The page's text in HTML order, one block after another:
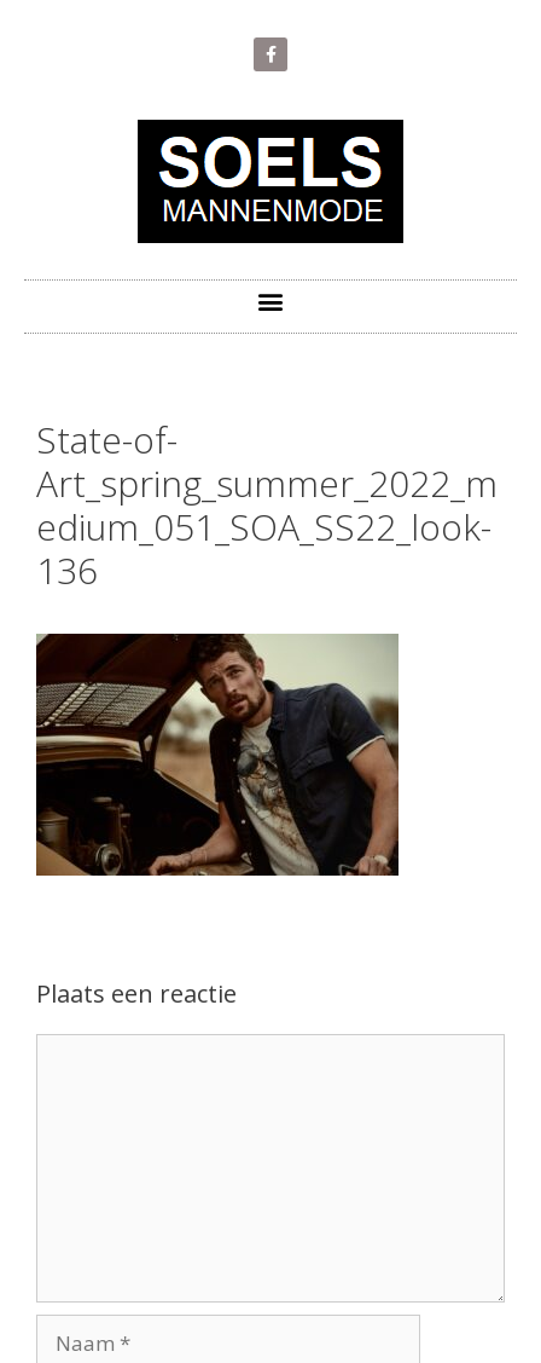
State-of-
Art_spring_summer_2022_m
edium_051_SOA_SS22_look-
136
Plaats een reactie